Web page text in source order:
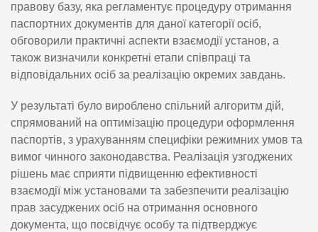
правову базу, яка регламентує процедуру отримання
паспортних документів для даної категорії осіб,
обговорили практичні аспекти взаємодії установ, а
також визначили конкретні етапи співпраці та
відповідальних осіб за реалізацію окремих завдань.
У результаті було вироблено спільний алгоритм дій,
спрямований на оптимізацію процедури оформлення
паспортів, з урахуванням специфіки режимних умов та
вимог чинного законодавства. Реалізація узгоджених
рішень має сприяти підвищенню ефективності
взаємодії між установами та забезпечити реалізацію
прав засуджених осіб на отримання основного
документа, що посвідчує особу та підтверджує